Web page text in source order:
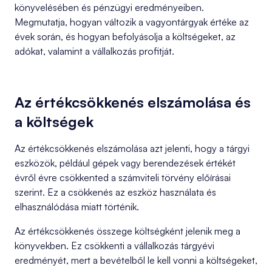
könyvelésében és pénzügyi eredményeiben.
Megmutatja, hogyan változik a vagyontárgyak értéke az
évek során, és hogyan befolyásolja a költségeket, az
adókat, valamint a vállalkozás profitját.
Az értékcsökkenés elszámolása és
a költségek
Az értékcsökkenés elszámolása azt jelenti, hogy a tárgyi
eszközök, például gépek vagy berendezések értékét
évről évre csökkented a számviteli törvény előírásai
szerint. Ez a csökkenés az eszköz használata és
elhasználódása miatt történik.
Az értékcsökkenés összege költségként jelenik meg a
könyvekben. Ez csökkenti a vállalkozás tárgyévi
eredményét, mert a bevételből le kell vonni a költségeket,